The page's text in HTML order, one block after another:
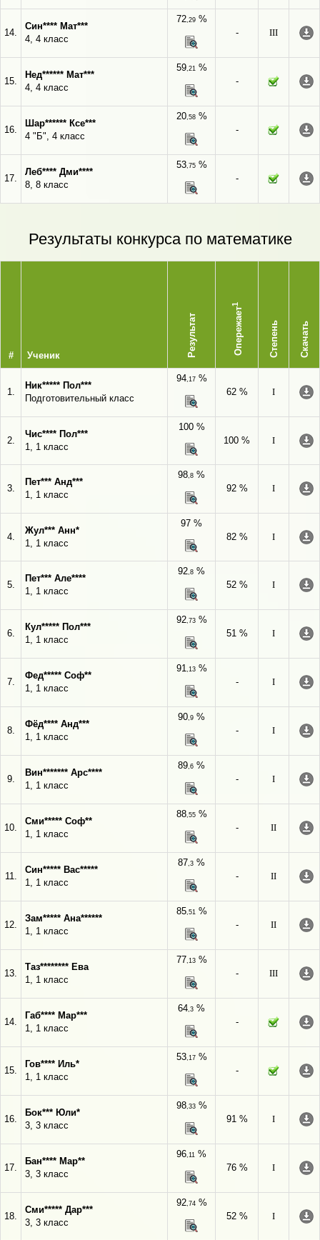
14.
Син**** Мат***
4, 4 класс
72,29%
-
III
15.
Нед****** Мат***
4, 4 класс
59,21%
-
16.
Шар****** Ксе***
4 "Б", 4 класс
20,58%
-
17.
Леб**** Дми****
8, 8 класс
53,75%
-
Результаты конкурса по математике
# Ученик Результат Опережает
1
Степень Скачать
1.
Ник***** Пол***
Подготовительный класс
94,17%
62 %
I
2.
Чис**** Пол***
1, 1 класс
100 %
100 %
I
3.
Пет*** Анд***
1, 1 класс
98,8 %
92 %
I
4.
Жул*** Анн*
1, 1 класс
97 %
82 %
I
5.
Пет*** Але****
1, 1 класс
92,8 %
52 %
I
6.
Кул***** Пол***
1, 1 класс
92,73%
51 %
I
7.
Фед***** Соф**
1, 1 класс
91,13%
-
I
8.
Фёд**** Анд***
1, 1 класс
90,9 %
-
I
9.
Вин******* Арс****
1, 1 класс
89,6 %
-
I
10.
Сми***** Соф**
1, 1 класс
88,55%
-
II
11.
Син***** Вас*****
1, 1 класс
87,3 %
-
II
12.
Зам***** Ана******
1, 1 класс
85,51%
-
II
13.
Таз******** Ева
1, 1 класс
77,13%
-
III
14.
Габ**** Мар***
1, 1 класс
64,3 %
-
15.
Гов**** Иль*
1, 1 класс
53,17%
-
16.
Бок*** Юли*
3, 3 класс
98,33%
91 %
I
17.
Бан**** Мар**
3, 3 класс
96,11 %
76 %
I
18.
Сми***** Дар***
3, 3 класс
92,74%
52 %
I